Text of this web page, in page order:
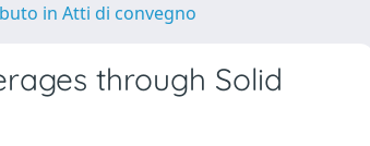
in Atti di convegno
through Solid